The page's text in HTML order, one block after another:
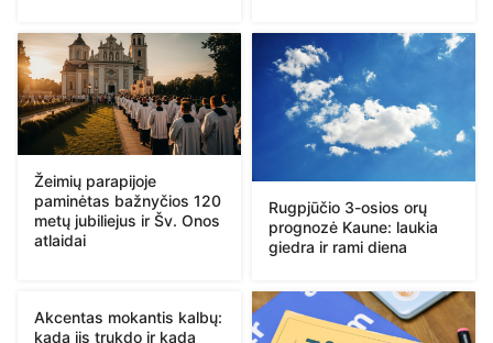
Žeimių parapijoje
paminėtas bažnyčios 120
metų jubiliejus ir Šv. Onos
atlaidai
Rugpjūčio 3-osios orų
prognozė Kaune: laukia
giedra ir rami diena
Akcentas mokantis kalbų:
kada jis trukdo ir kada